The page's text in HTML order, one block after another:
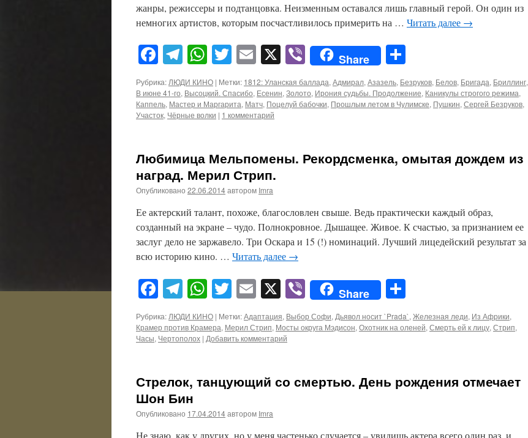
жанры, режиссеры и подтанцовка. Неизменным оставался лишь главный герой. Он один из
немногих артистов, которым посчастливилось примерить на … Читать далее →
Facebook
Telegram
WhatsApp
Twitter
Email
X ViberShare
Рубрика: ЛЮДИ КИНО | Метки: 1812: Уланская баллада, Адмирал, Азазель, Безруков, Белов, Бригада, Бриллинг,
В июне 41-го, Высоцкий. Спасибо, Есенин, Золото, Ирония судьбы. Продолжение, Каникулы строгого режима,
Каппель, Мастер и Маргарита, Матч, Поцелуй бабочки, Прошлым летом в Чулимске, Пушкин, Сергей Безруков,
Участок, Чёрные волки | 1 комментарий
Любимица Мельпомены. Рекордсменка, омытая дождем из
наград. Мерил Стрип.
Опубликовано 22.06.2014автором Imra
Ее актерский талант, похоже, благословлен свыше. Ведь практически каждый образ,
созданный на экране – чудо. Полнокровное. Дышащее. Живое. К счастью, за признанием ее
заслуг дело не заржавело. Три Оскара и 15 (!) номинаций. Лучший лицедейский результат за
всю историю кино. … Читать далее →
Facebook
Telegram
WhatsApp
Twitter
Email
X ViberShare
Рубрика: ЛЮДИ КИНО | Метки:Адаптация, Выбор Софи, Дьявол носит `Prada`, Железная леди, Из Африки,
Крамер против Крамера, Мерил Стрип, Мосты округа Мэдисон, Охотник на оленей, Смерть ей к лицу, Стрип,
Часы, Чертополох | Добавить комментарий
Стрелок, танцующий со смертью. День рождения отмечает
Шон Бин
Опубликовано 17.04.2014автором Imra
Не знаю, как у других, но у меня частенько случается – увидишь актера всего один раз, и